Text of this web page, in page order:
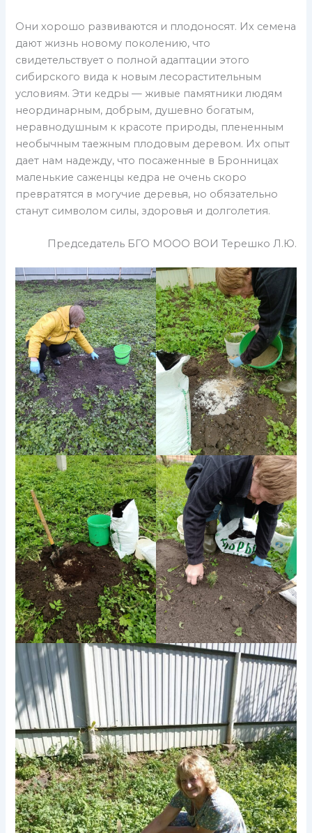
Они хорошо развиваются и плодоносят. Их семена
дают жизнь новому поколению, что
свидетельствует о полной адаптации этого
сибирского вида к новым лесорастительным
условиям. Эти кедры — живые памятники людям
неординарным, добрым, душевно богатым,
неравнодушным к красоте природы, плененным
необычным таежным плодовым деревом. Их опыт
дает нам надежду, что посаженные в Бронницах
маленькие саженцы кедра не очень скоро
превратятся в могучие деревья, но обязательно
станут символом силы, здоровья и долголетия.
Председатель БГО МООО ВОИ Терешко Л.Ю.